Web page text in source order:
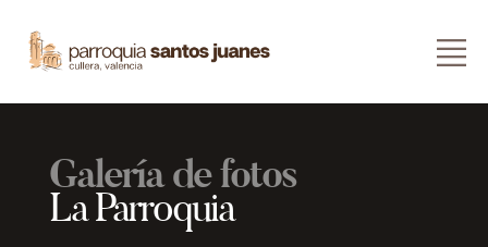
Galería de fotos
La Parroquia